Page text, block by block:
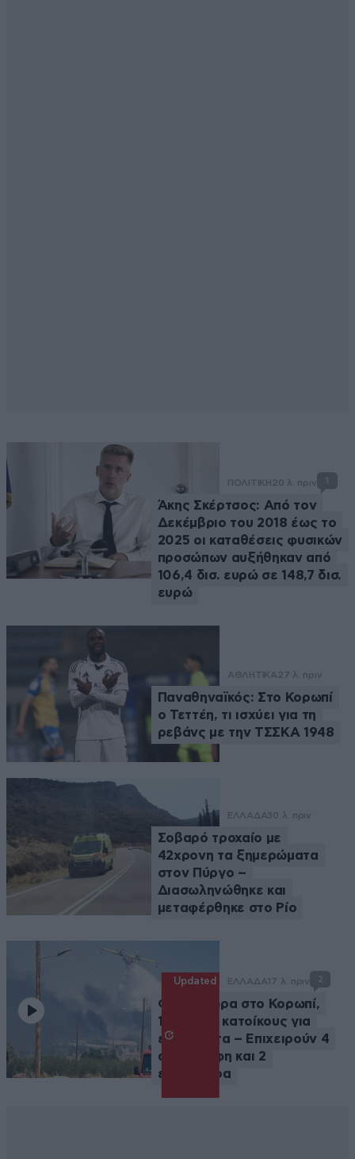
ΠΟΛΙΤΙΚΗ 20 λ. πριν 1
Άκης Σκέρτσος: Από τον
Δεκέμβριο του 2018 έως το
2025 οι καταθέσεις φυσικών
προσώπων αυξήθηκαν από
106,4 δισ. ευρώ σε 148,7 δισ.
ευρώ
ΑΘΛΗΤΙΚΑ27 λ. πριν
Παναθηναϊκός: Στο Κορωπί
ο Τεττέη, τι ισχύει για τη
ρεβάνς με την ΤΣΣΚΑ 1948
ΕΛΛΑΔΑ30 λ. πριν
Σοβαρό τροχαίο με
42χρονη τα ξημερώματα
στον Πύργο –
Διασωληνώθηκε και
μεταφέρθηκε στο Ρίο
Updated ΕΛΛΑΔΑ 17 λ. πριν 2
Φωτιά τώρα στο Κορωπί,
112 στους κατοίκους για
ετοιμότητα – Επιχειρούν 4
αεροσκάφη και 2
ελικόπτερα